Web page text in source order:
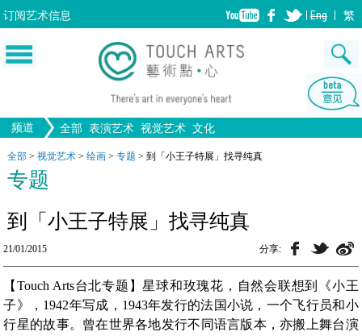
订阅艺术信息 Eng 繁
频道 全部 表演艺术 视觉艺术 文化
音乐 舞蹈
戏剧
歌剧/音乐剧
绘画 画图 版画
设计
工艺
生活 文物 全部文化
全部 > 视觉艺术 > 绘画 > 专题 > 到「小王子特展」找寻纯真
专题
到「小王子特展」找寻纯真
21/01/2015 分享:
【Touch Arts台北专题】星球和玫瑰花，自然会联想到《小王
子》，1942年写成，1943年发行的法国小说，一个飞行员和小
行星的故事。曾在世界各地发行不同语言版本，亦搬上舞台演